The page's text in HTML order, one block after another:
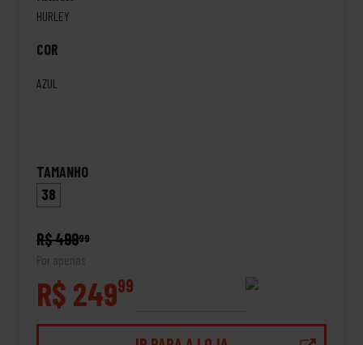
HURLEY
COR
AZUL
TAMANHO
38
R$ 49999
Por apenas
R$ 24999